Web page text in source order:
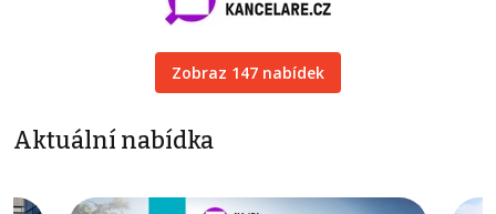
Zobraz 147 nabídek
Aktuální nabídka